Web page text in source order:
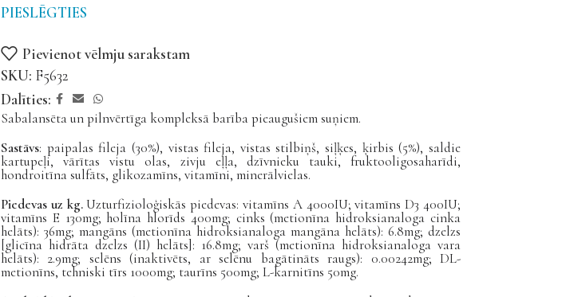
PIESLĒGTIES
Pievienot vēlmju sarakstam
SKU: F5632
Dalīties:
Sabalansēta un pilnvērtīga kompleksā barība pieaugušiem suņiem.
Sastāvs: paipalas fileja (30%), vistas fileja, vistas stilbiņš, siļķes, ķirbis (5%), saldie
kartupeļi, vārītas vistu olas, zivju eļļa, dzīvnieku tauki, fruktooligosaharīdi,
hondroitīna sulfāts, glikozamīns, vitamīni, minerālvielas.
Piedevas uz kg.Uzturfizioloģiskās piedevas: vitamīns A 4000IU; vitamīns D3 400IU;
vitamīns E 130mg; holīna hlorīds 400mg; cinks (metionīna hidroksianaloga cinka
helāts): 36mg; mangāns (metionīna hidroksianaloga mangāna helāts): 6.8mg; dzelzs
[glicīna hidrāta dzelzs (II) helāts]: 16.8mg; varš (metionīna hidroksianaloga vara
helāts): 2.9mg; selēns (inaktivēts, ar selēnu bagātināts raugs): 0.00242mg; DL-
metionīns, tehniski tīrs 1000mg; taurīns 500mg; L-karnitīns 50mg.